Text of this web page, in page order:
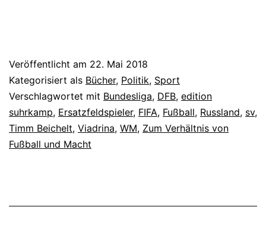
Veröffentlicht am 22. Mai 2018
Kategorisiert als Bücher, Politik, Sport
Verschlagwortet mit Bundesliga, DFB, edition
suhrkamp, Ersatzfeldspieler, FIFA, Fußball, Russland, sv,
Timm Beichelt, Viadrina, WM, Zum Verhältnis von
Fußball und Macht